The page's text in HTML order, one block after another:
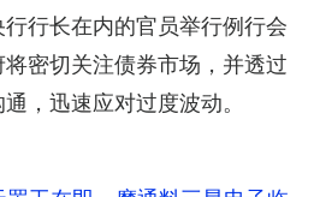
行长在内的官员举行例行会
密切关注债券市场，并透过
，迅速应对过度波动。